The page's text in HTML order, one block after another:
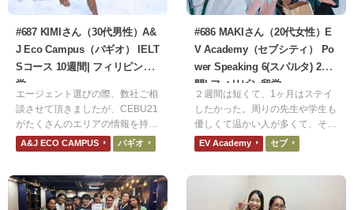
#687 KIMIさん（30代男性）A&
J Eco Campus（バギオ） IELT
Sコース 10週間| フィリピン留
学
エージェント選びの際、数社ご相
談させて頂きましたが、CEBU21
がたくさんのエリアの情報を持た
れている印象でしたので利用させ
ていただきました。
A&J ECO CAMPUS バギオ
#686 MAKIさん（20代女性）E
V Academy（セブシティ） Po
wer Speaking 6(スパルタ) 2週
間| フィリピン留学
２週間は短くて、1ヶ月はステイ
したかった。周りの先生や学生も
優しくて温かい人が多くて、その
人たちとの出会いも嬉しかった。
最初は「恥ずかしがらないで、ミ
たが、他の生徒の英語を聞いてい
EV Academy セブ